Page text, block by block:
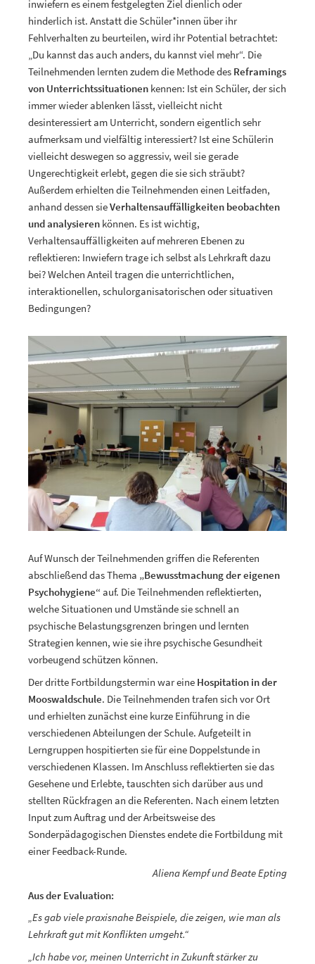
inwiefern es einem festgelegten Ziel dienlich oder
hinderlich ist. Anstatt die Schüler*innen über ihr
Fehlverhalten zu beurteilen, wird ihr Potential betrachtet:
„Du kannst das auch anders, du kannst viel mehr“. Die
Teilnehmenden lernten zudem die Methode des Reframings
von Unterrichtssituationen kennen: Ist ein Schüler, der sich
immer wieder ablenken lässt, vielleicht nicht
desinteressiert am Unterricht, sondern eigentlich sehr
aufmerksam und vielfältig interessiert? Ist eine Schülerin
vielleicht deswegen so aggressiv, weil sie gerade
Ungerechtigkeit erlebt, gegen die sie sich sträubt?
Außerdem erhielten die Teilnehmenden einen Leitfaden,
anhand dessen sieVerhaltensauffälligkeiten beobachten
und analysieren können. Es ist wichtig,
Verhaltensauffälligkeiten auf mehreren Ebenen zu
reflektieren: Inwiefern trage ich selbst als Lehrkraft dazu
bei? Welchen Anteil tragen die unterrichtlichen,
interaktionellen, schulorganisatorischen oder situativen
Bedingungen?
Auf Wunsch der Teilnehmenden griffen die Referenten
abschließend das Thema „Bewusstmachung der eigenen
Psychohygiene“ auf. Die Teilnehmenden reflektierten,
welche Situationen und Umstände sie schnell an
psychische Belastungsgrenzen bringen und lernten
Strategien kennen, wie sie ihre psychische Gesundheit
vorbeugend schützen können.
Der dritte Fortbildungstermin war eine Hospitation in der
Mooswaldschule. Die Teilnehmenden trafen sich vor Ort
und erhielten zunächst eine kurze Einführung in die
verschiedenen Abteilungen der Schule. Aufgeteilt in
Lerngruppen hospitierten sie für eine Doppelstunde in
verschiedenen Klassen. Im Anschluss reflektierten sie das
Gesehene und Erlebte, tauschten sich darüber aus und
stellten Rückfragen an die Referenten. Nach einem letzten
Input zum Auftrag und der Arbeitsweise des
Sonderpädagogischen Dienstes endete die Fortbildung mit
einer Feedback-Runde.
Aliena Kempf und Beate Epting
Aus der Evaluation:
„Es gab viele praxisnahe Beispiele, die zeigen, wie man als
Lehrkraft gut mit Konflikten umgeht.“
„Ich habe vor, meinen Unterricht in Zukunft stärker zu